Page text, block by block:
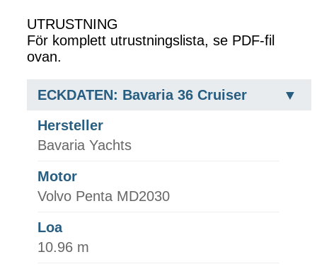
UTRUSTNING
För komplett utrustningslista, se PDF-fil
ovan.
ECKDATEN: Bavaria 36 Cruiser
Hersteller
Bavaria Yachts
Motor
Volvo Penta MD2030
Loa
10.96 m